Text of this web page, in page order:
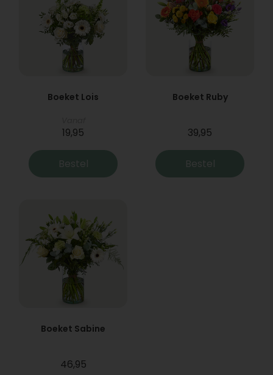
Boeket Lois
19,95
Bestel
Boeket Ruby
39,95
Bestel
Boeket Sabine
46,95